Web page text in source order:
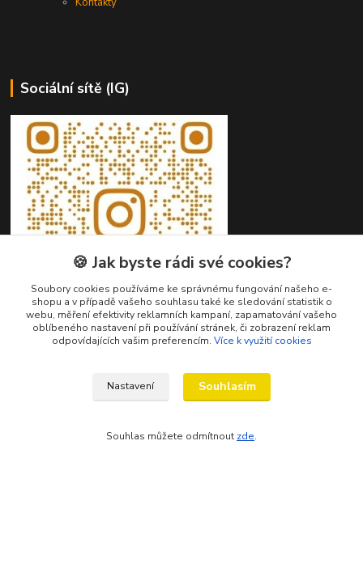
Sociální sítě (IG)
🍪 Jak byste rádi své cookies?
Soubory cookies používáme ke správnému fungování našeho e-
shopu a v případě vašeho souhlasu také ke sledování statistik o
webu, měření efektivity reklamních kampaní, zapamatování vašeho
oblíbeného nastavení při používání stránek, či zobrazení reklam
odpovídajících vašim preferencím. Více k využití cookies
Nastavení Souhlasím
Souhlas můžete odmítnout zde.